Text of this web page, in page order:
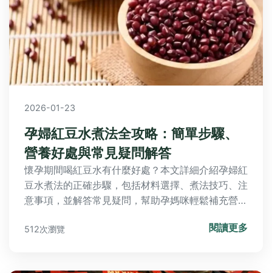
2026-01-23
孕婦紅豆水煮法全攻略：簡單步驟、
營養好處與常見疑問解答
懷孕期間喝紅豆水有什麼好處？本文詳細介紹孕婦紅
豆水煮法的正確步驟，包括材料選擇、煮法技巧、注
意事項，並解答常見疑問，幫助孕媽咪輕鬆補充營
512次瀏覽 閱讀更多